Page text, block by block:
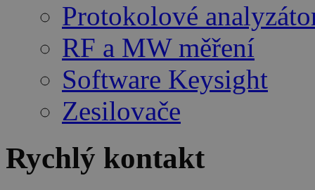
Protokolové
RF a MW měření
Software Keysight
Zesilovače
Rychlý kontakt